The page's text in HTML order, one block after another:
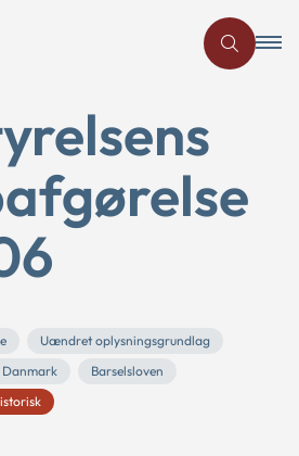
Uændret oplysningsgrundlag
Barselsloven